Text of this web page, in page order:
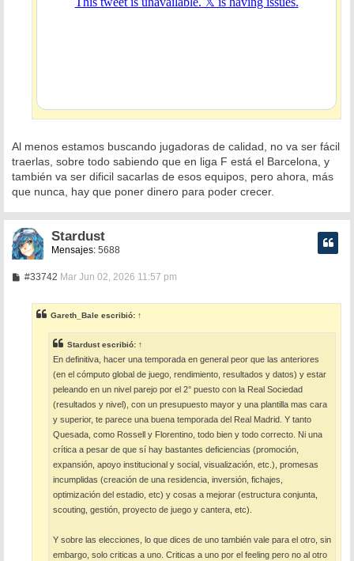
Al menos estamos buscando jugadoras de calidad, no va ser fácil
traerlas, sobre todo sabiendo que en liga F está el Barcelona, y
también va ser dificil sacarlas de esos equipos, pero ahora, más
que nunca, hay que poner dinero para poder crecer.
Stardust
Mensajes: 5688
#33742M
a
j
e
Mar Jun 02, 2026 11:57 pm
Gareth_Bale escribió: ↑
Stardustescribió: ↑
En definitiva, hacer una temporada en general peor que las anteriores
(en el cómputo global de juego, rendimiento, resultados y datos) y estar
peleando en un nivel parejo por el 2° puesto con la Real Sociedad
(resultados y nivel), con un presupuesto mayor y una plantilla mas cara
y superior, te parece una buena temporada del Real Madrid. Y tanto
Quesada, como Rossell y Florentino, todo bien y todo correcto. Ni una
crítica a pesar de que sí hay bastantes deficiencias (promoción,
expansión, apoyo institucional y social, visualización, etc.), promesas
incumplidas (creación de una residencia, inversión, fichajes,
optimización del estadio, etc) y cosas a mejorar (estructura conjunta,
scouting, gestión, proyecto de juego y cantera, etc).
Y sobre las elecciones, lo que dices de uno también vale para el otro, sin
embargo, solo criticas a uno. Criticas a uno por el feeling pero no al otro